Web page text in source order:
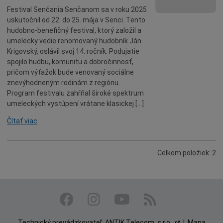
Seniori
Partnerské mestá
Národnostné menšiny
Podujatie
Cyklomesto
Rekonštrukcia
História
Turizmus
Festival Senčania Senčanom sa v roku 2025
uskutočnil od 22. do 25. mája v Senci. Tento
hudobno-benefičný festival, ktorý založil a
umelecky vedie renomovaný hudobník Ján
Krigovský, oslávil svoj 14. ročník. Podujatie
spojilo hudbu, komunitu a dobročinnosť,
pričom výťažok bude venovaný sociálne
znevýhodneným rodinám z regiónu.
Program festivalu zahŕňal široké spektrum
umeleckých vystúpení vrátane klasickej […]
Čítať viac
Celkom položiek: 2